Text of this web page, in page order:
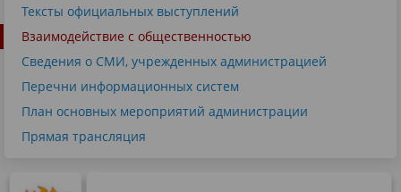
Тексты официальных выступлений
Взаимодействие с общественностью
Сведения о СМИ, учрежденных администрацией
Перечни информационных систем
План основных мероприятий администрации
Прямая трансляция